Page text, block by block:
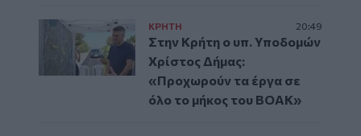
ΚΡΗΤΗ 20:49
Στην Κρήτη ο υπ. Υποδομών
Χρίστος Δήμας:
«Προχωρούν τα έργα σε
όλο το μήκος του ΒΟΑΚ»